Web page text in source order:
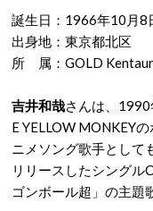
誕生日：1966年10月8
出身地：東京都北区
所 属：GOLD
吉井和哉さんは、
E YELLOW MONKEY
ニメソング歌手として
リリースしたシングル
ゴンボール超」の主題